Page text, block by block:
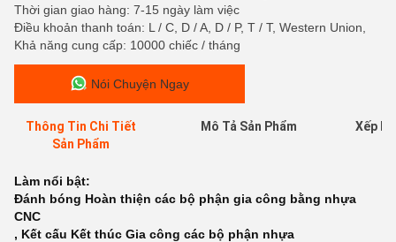
Thời gian giao hàng: 7-15 ngày làm việc
Điều khoản thanh toán: L / C, D / A, D / P, T / T, Western Union,
Khả năng cung cấp: 10000 chiếc / tháng
Nói Chuyện Ngay
Thông Tin Chi Tiết
Sản Phẩm
Mô Tả Sản Phẩm Xếp
Làm nổi bật:
Đánh bóng Hoàn thiện các bộ phận gia công bằng nhựa
CNC
, Kết cấu Kết thúc Gia công các bộ phận nhựa